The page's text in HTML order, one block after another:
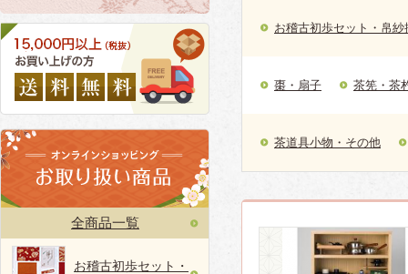
全商品一覧
お稽古初歩セット・
お稽古初歩セット・帛
棗・扇子 茶筅・茶
茶道具小物・その他